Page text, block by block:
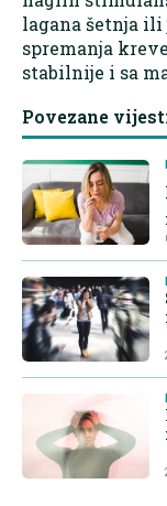
lagana šetnja
spremanja
stabilnije i sa
Povezane